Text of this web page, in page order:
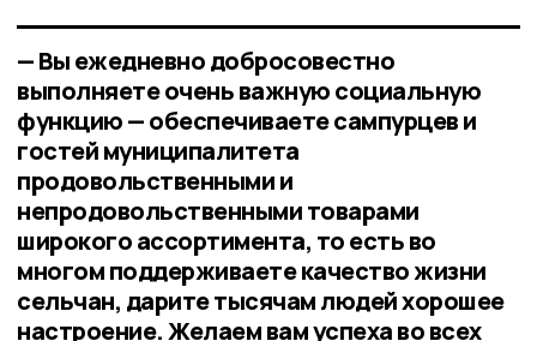
— Вы ежедневно добросовестно
выполняете очень важную социальную
функцию — обеспечиваете сампурцев и
гостей муниципалитета
продовольственными и
непродовольственными товарами
широкого ассортимента, то есть во
многом поддерживаете качество жизни
сельчан, дарите тысячам людей хорошее
настроение. Желаем вам успеха во всех